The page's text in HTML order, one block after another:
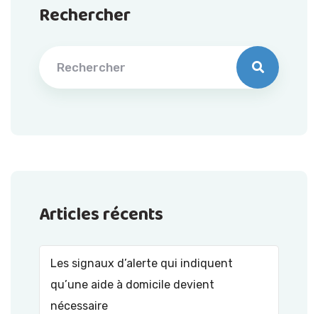
Rechercher
Articles récents
Les signaux d’alerte qui indiquent
qu’une aide à domicile devient
nécessaire